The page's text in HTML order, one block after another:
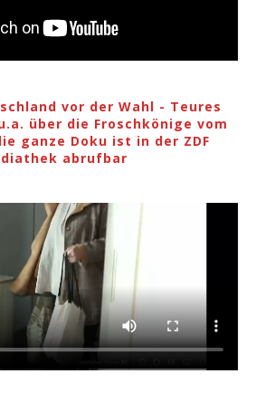
vor der Wahl - Teures
über die Froschkönige vom
ganze Doku ist in der ZDF
abrufbar